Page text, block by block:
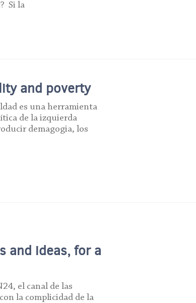
Si la
and poverty
es una herramienta
de la izquierda
demagogia, los
and ideas, for a
el canal de las
la complicidad de la